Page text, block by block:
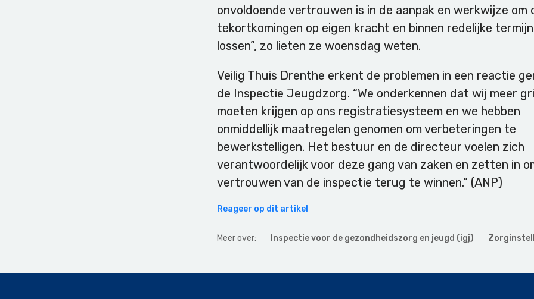
onvoldoende vertrouwen is in de aanpak en werkwijze om
tekortkomingen op eigen kracht en binnen redelijke
lossen”, zo lieten ze woensdag weten.
Veilig Thuis Drenthe erkent de problemen in een reactie
de Inspectie Jeugdzorg. “We onderkennen dat wij meer
moeten krijgen op ons registratiesysteem en we hebben
onmiddellijk maatregelen genomen om verbeteringen te
bewerkstelligen. Het bestuur en de directeur voelen zich
verantwoordelijk voor deze gang van zaken en zetten in
vertrouwen van de inspectie terug te winnen.” (ANP)
Reageer op dit artikel
Meer over: Inspectie voor de gezondheidszorg en jeugd (igj)